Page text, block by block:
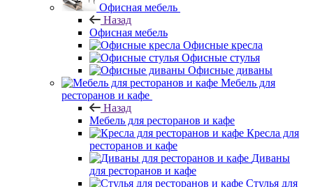
Офисная мебель
Назад
Офисная мебель
Офисные кресла
Офисные стулья
Офисные диваны
Мебель для
ресторанов и кафе
Назад
Мебель для ресторанов и кафе
Кресла для
ресторанов и кафе
Диваны
для ресторанов и кафе
Стулья для